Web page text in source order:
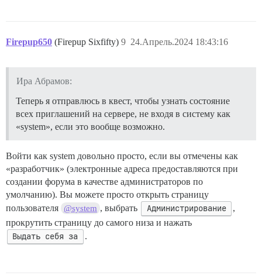
Firepup650 (Firepup Sixfifty) 24.Апрель.2024 18:43:16
9
Ира Абрамов:
Теперь я отправлюсь в квест, чтобы узнать состояние
всех приглашений на сервере, не входя в систему как
«system», если это вообще возможно.
Войти как system довольно просто, если вы отмечены как
«разработчик» (электронные адреса предоставляются при
создании форума в качестве администраторов по
умолчанию). Вы можете просто открыть страницу
пользователя @system , выбрать Администрирование
,
прокрутить страницу до самого низа и нажать
Выдать себя за .